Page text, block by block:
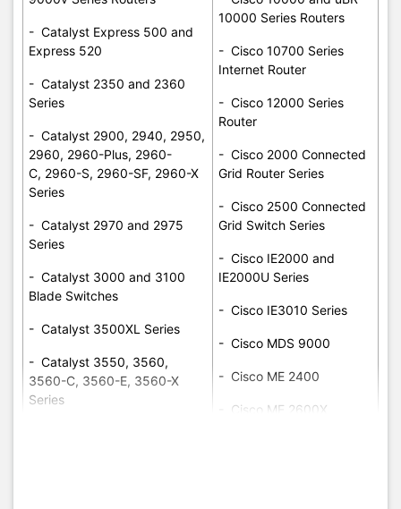
- Catalyst Express 500 and
Express 520
- Catalyst 2350 and 2360
Series
- Catalyst 2900, 2940, 2950,
2960, 2960-Plus, 2960-
C, 2960-S, 2960-SF, 2960-X
Series
- Catalyst 2970 and 2975
Series
- Catalyst 3000 and 3100
Blade Switches
- Catalyst 3500XL Series
- Catalyst 3550, 3560,
3560-C, 3560-E, 3560-X
Series
10000 Series Routers
- Cisco 10700 Series
Internet Router
- Cisco 12000 Series
Router
- Cisco 2000 Connected
Grid Router Series
- Cisco 2500 Connected
Grid Switch Series
- Cisco IE2000 and
IE2000U Series
- Cisco IE3010 Series
- Cisco MDS 9000
- Cisco ME 2400
- Cisco ME 2600X